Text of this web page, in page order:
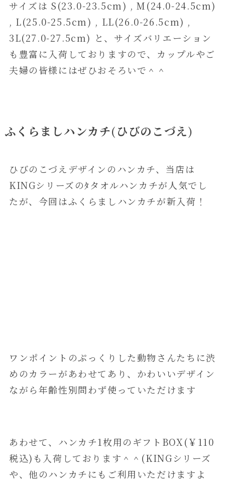
サイズは S(23.0-23.5cm) , M(24.0-24.5cm)
, L(25.0-25.5cm) , LL(26.0-26.5cm) ,
3L(27.0-27.5cm) と、サイズバリエーション
も豊富に入荷しておりますので、カップルやご
夫婦の皆様にはぜひおそろいで＾＾
ふくらましハンカチ(ひびのこづえ)
ひびのこづえデザインのハンカチ、当店は
KINGシリーズのﾀタオルハンカチが人気でし
たが、今回はふくらましハンカチが新入荷！
ワンポイントのぷっくりした動物さんたちに渋
めのカラーがあわせてあり、かわいいデザイン
ながら年齢性別問わず使っていただけます
あわせて、ハンカチ1枚用のギフトBOX(￥110
税込)も入荷しております＾＾(KINGシリーズ
や、他のハンカチにもご利用いただけますよ